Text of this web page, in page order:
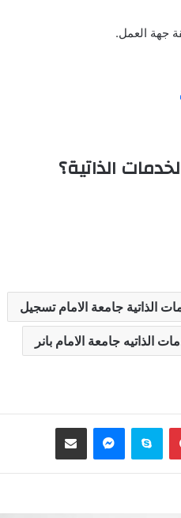
جهة العمل.
الذاتية؟
الذاتية جامعة الامام تسجيل
الذاتيه جامعة الامام بانر
بينتيريستسكايب ماسنجر مشاركة عبر البريد